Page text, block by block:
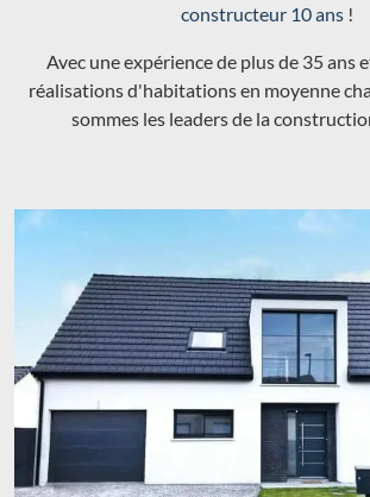
constructeur 10 ans!
Avec une expérience de plus de 35 ans
réalisations d'habitations en moyenne
sommes les leaders de la